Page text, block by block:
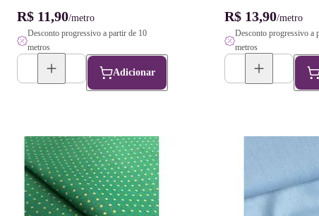
R$ 11,90/metro
Desconto progressivo a partir de 10
metros
Adicionar
R$ 13,90/metro
Desconto progressivo a
metros